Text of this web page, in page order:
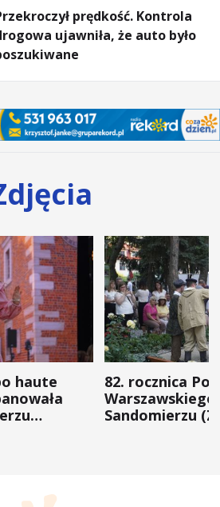
za energię, lepszy
komfort życia i... czystsze
powietrze
prędkość. Kontrola
ujawniła, że auto było
haute
82. rocznica
Warszawskiego
Sandomierzu